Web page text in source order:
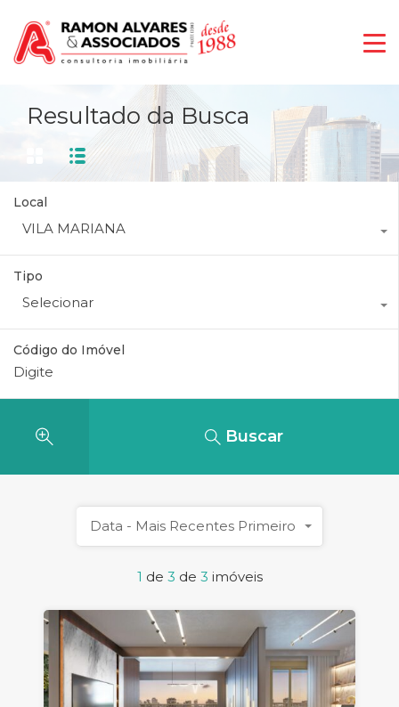
Resultado da Busca
Local
VILA MARIANA
Tipo
Selecionar
Código do Imóvel
Buscar
1 de 3 de 3 imóveis
Data - Mais Recentes Primeiro